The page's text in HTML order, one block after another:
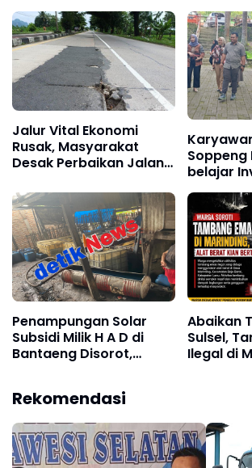
Ton BBM Subsidi
Diamankan
Semen
Peka
Jalur Vital Ekonomi
Rusak, Masyarakat
Desak Perbaikan Jalan
Barru
belajar
Penampungan Solar
Subsidi Milik H A D di
Bantaeng Disorot,
Murah
Abaikan
Sulsel,
Ilegal di
Rekomendasi